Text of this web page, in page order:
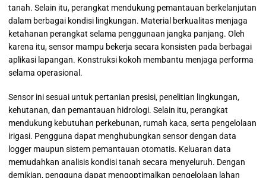
tanah. Selain itu, perangkat mendukung pemantauan berkelanjutan
dalam berbagai kondisi lingkungan. Material berkualitas menjaga
ketahanan perangkat selama penggunaan jangka panjang. Oleh
karena itu, sensor mampu bekerja secara konsisten pada berbagai
aplikasi lapangan. Konstruksi kokoh membantu menjaga performa
selama operasional.
Sensor ini sesuai untuk pertanian presisi, penelitian lingkungan,
kehutanan, dan pemantauan hidrologi. Selain itu, perangkat
mendukung kebutuhan perkebunan, rumah kaca, serta pengelolaan
irigasi. Pengguna dapat menghubungkan sensor dengan data
logger maupun sistem pemantauan otomatis. Keluaran data
memudahkan analisis kondisi tanah secara menyeluruh. Dengan
demikian, pengguna dapat mengoptimalkan pengelolaan lahan